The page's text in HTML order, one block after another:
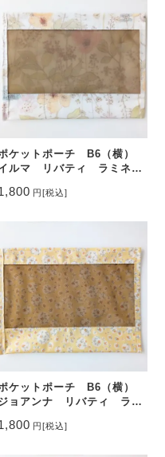
ケットポーチ B6（横）
ルマ リバティ ラミネー
円[税込]
ケットポーチ B6（横）
ョアンナ リバティ ラミ
円[税込]